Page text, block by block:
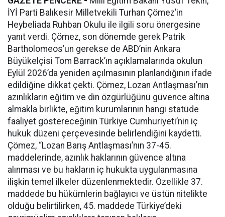
İYİ Parti Balıkesir Milletvekili Turhan Çömez’in
Heybeliada Ruhban Okulu ile ilgili soru önergesine
yanıt verdi. Çömez, son dönemde gerek Patrik
Bartholomeos’un gerekse de ABD’nin Ankara
Büyükelçisi Tom Barrack’ın açıklamalarında okulun
Eylül 2026’da yeniden açılmasının planlandığının ifade
edildiğine dikkat çekti. Çömez, Lozan Antlaşması’nın
azınlıkların eğitim ve din özgürlüğünü güvence altına
almakla birlikte, eğitim kurumlarının hangi statüde
faaliyet göstereceğinin Türkiye Cumhuriyeti’nin iç
hukuk düzeni çerçevesinde belirlendiğini kaydetti.
Çömez, “Lozan Barış Antlaşması’nın 37-45.
maddelerinde, azınlık haklarının güvence altına
alınması ve bu hakların iç hukukta uygulanmasına
ilişkin temel ilkeler düzenlenmektedir. Özellikle 37.
maddede bu hükümlerin bağlayıcı ve üstün nitelikte
olduğu belirtilirken, 45. maddede Türkiye’deki